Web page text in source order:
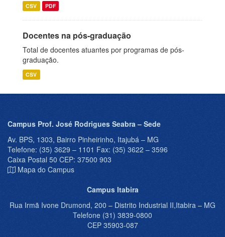
CSV PDF
Docentes na pós-graduação
Total de docentes atuantes por programas de pós-
graduação.
CSV
Campus Prof. José Rodrigues Seabra – Sede
Av. BPS, 1303, Bairro Pinheirinho, Itajubá – MG
Telefone: (35) 3629 – 1101 Fax: (35) 3622 – 3596
Caixa Postal 50 CEP: 37500 903
Mapa do Campus
Campus Itabira
Rua Irmã Ivone Drumond, 200 – Distrito Industrial II,Itabira – MG
Telefone (31) 3839-0800
CEP 35903-087